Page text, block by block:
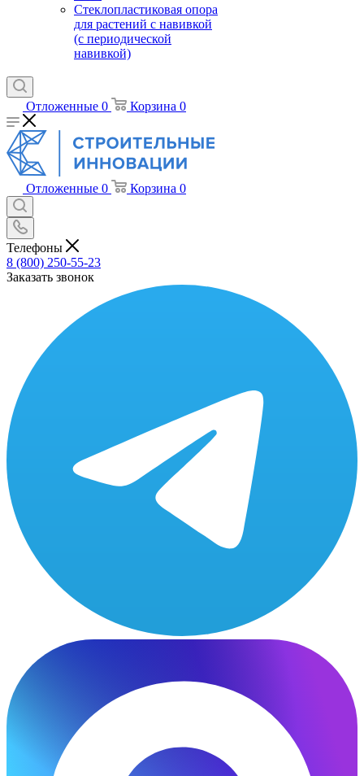
Стеклопластиковая опора
для растений с навивкой
(с периодической
навивкой)
Отложенные 0 Корзина 0
Отложенные 0 Корзина 0
Телефоны
8 (800) 250-55-23
Заказать звонок